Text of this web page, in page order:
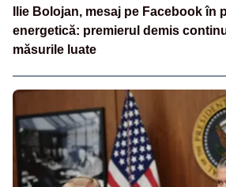
Ilie Bolojan, mesaj pe Facebook în
energetică: premierul demis
măsurile luate